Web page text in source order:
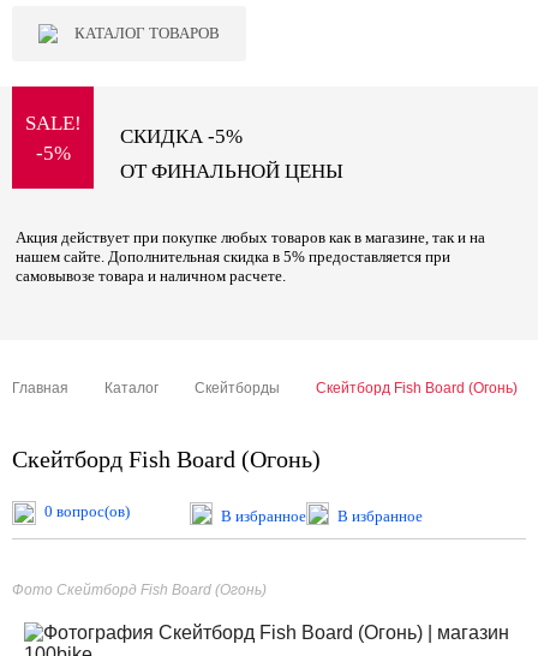
КАТАЛОГ ТОВАРОВ
SALE!
-5%
СКИДКА -5%
ОТ ФИНАЛЬНОЙ ЦЕНЫ
Акция действует при покупке любых товаров как в магазине, так и на
нашем сайте. Дополнительная скидка в 5% предоставляется при
самовывозе товара и наличном расчете.
Главная Каталог Скейтборды Скейтборд Fish Board (Огонь)
Скейтборд Fish Board (Огонь)
0 вопрос(ов) В избранное В избранное
Фото Скейтборд Fish Board (Огонь)